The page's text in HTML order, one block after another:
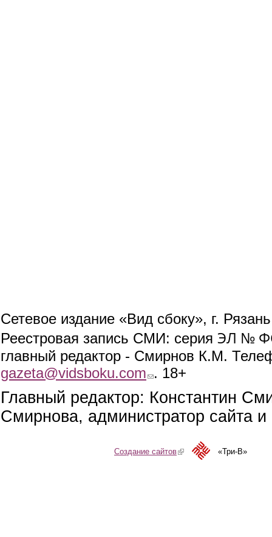
Сетевое издание «Вид сбоку», г.
Реестровая запись СМИ: серия ЭЛ №
главный редактор - Смирнов К.М.
gazeta@vidsboku.com (link sends e-mail)
. 18+
Главный редактор: Константин
Смирнова, администратор сайта
Создание сайтов(link is external)«Три-В»